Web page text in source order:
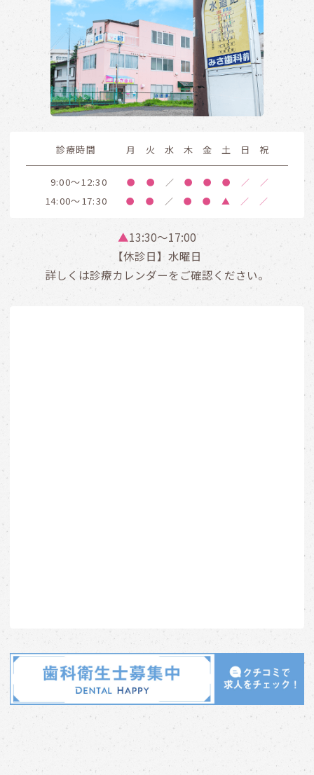
診療時間 月 火 水 木 金 土 日 祝
9:00～12:30 ● ● ／ ● ● ● ／ ／
14:00～17:30 ● ● ／ ● ● ▲ ／ ／
▲13:30〜17:00
【休診日】水曜日
詳しくは診療カレンダーをご確認ください。